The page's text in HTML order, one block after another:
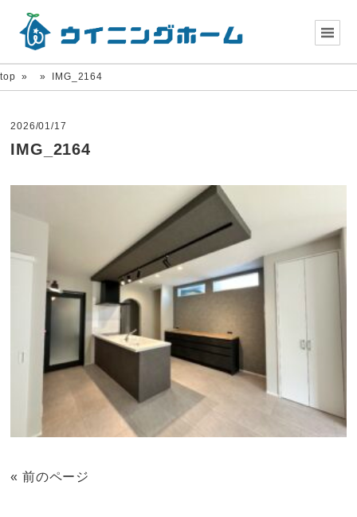
top » » IMG_2164
2026/01/17
IMG_2164
« 前のページ